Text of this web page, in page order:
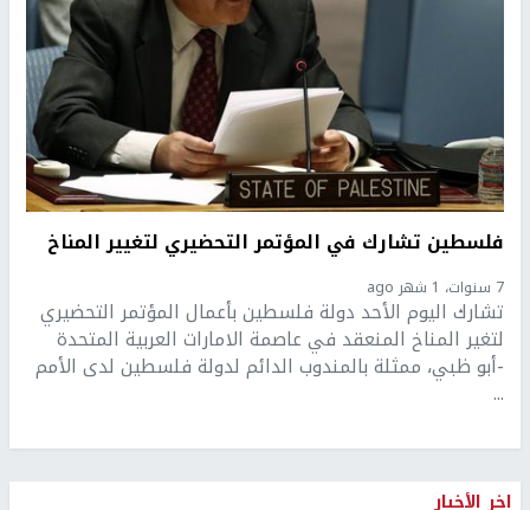
فلسطين تشارك في المؤتمر التحضيري لتغيير المناخ
7 سنوات، 1 شهر ago
تشارك اليوم الأحد دولة فلسطين بأعمال المؤتمر التحضيري
لتغير المناخ المنعقد في عاصمة الامارات العربية المتحدة
-أبو ظبي، ممثلة بالمندوب الدائم لدولة فلسطين لدى الأمم
...
اخر الأخبار